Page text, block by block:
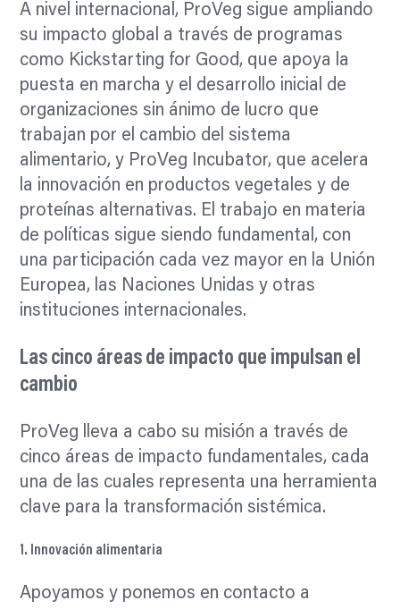
A nivel internacional, ProVeg sigue ampliando
su impacto global a través de programas
como Kickstarting for Good, que apoya la
puesta en marcha y el desarrollo inicial de
organizaciones sin ánimo de lucro que
trabajan por el cambio del sistema
alimentario, y ProVeg Incubator, que acelera
la innovación en productos vegetales y de
proteínas alternativas. El trabajo en materia
de políticas sigue siendo fundamental, con
una participación cada vez mayor en la Unión
Europea, las Naciones Unidas y otras
instituciones internacionales.
Las cinco áreas de impacto que impulsan el
cambio
ProVeg lleva a cabo su misión a través de
cinco áreas de impacto fundamentales, cada
una de las cuales representa una herramienta
clave para la transformación sistémica.
1. Innovación alimentaria
Apoyamos y ponemos en contacto a